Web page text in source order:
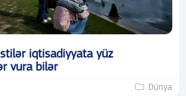
iqtisadiyyata yüz
vura bilər
Dünya